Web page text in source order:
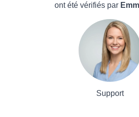
ont été vérifiés par
Support